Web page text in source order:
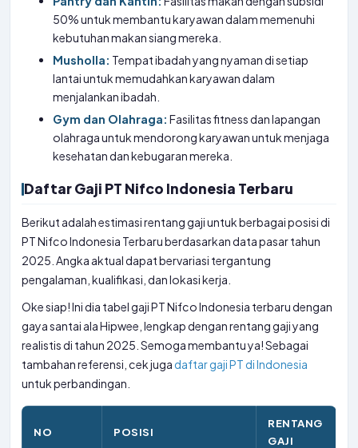
50% untuk membantu karyawan dalam memenuhi
kebutuhan makan siang mereka.
Musholla: Tempat ibadah yang nyaman di setiap
lantai untuk memudahkan karyawan dalam
menjalankan ibadah.
Gym dan Olahraga: Fasilitas fitness dan lapangan
olahraga untuk mendorong karyawan untuk menjaga
kesehatan dan kebugaran mereka.
Daftar Gaji PT Nifco Indonesia Terbaru
Berikut adalah estimasi rentang gaji untuk berbagai posisi di
PT Nifco Indonesia Terbaru berdasarkan data pasar tahun
2025. Angka aktual dapat bervariasi tergantung
pengalaman, kualifikasi, dan lokasi kerja.
Oke siap! Ini dia tabel gaji PT Nifco Indonesia terbaru dengan
gaya santai ala Hipwee, lengkap dengan rentang gaji yang
realistis di tahun 2025. Semoga membantu ya! Sebagai
tambahan referensi, cek juga daftar gaji PT di Indonesia
untuk perbandingan.
NO POSISI
RENTANG
GAJI